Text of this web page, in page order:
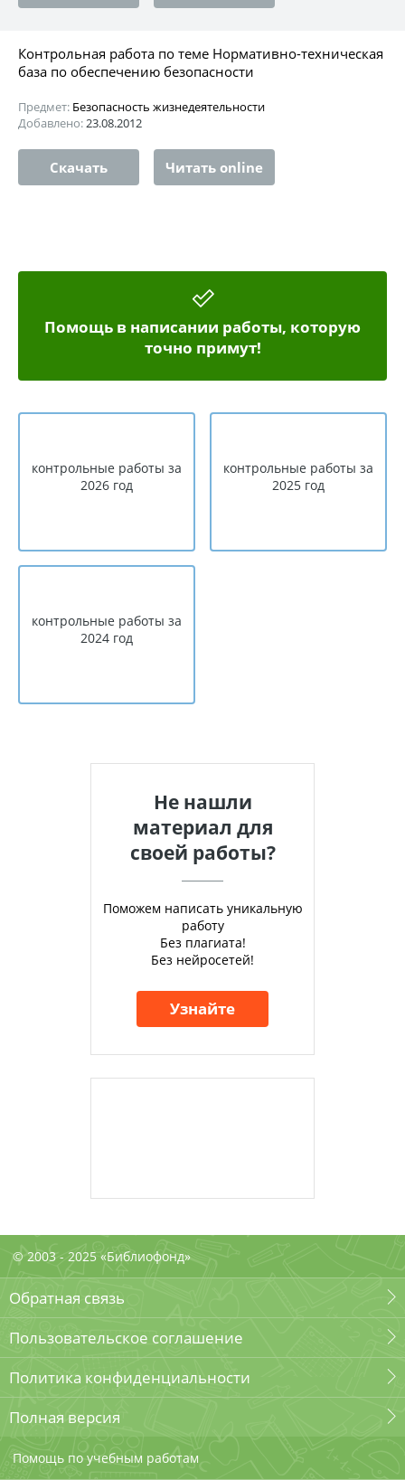
Контрольная работа по теме Нормативно-техническая
база по обеспечению безопасности
Предмет: Безопасность жизнедеятельности
Добавлено:23.08.2012
Скачать Читать online
Помощь в написании работы, которую
точно примут!
контрольные работы за
2026 год
контрольные работы за
2025 год
контрольные работы за
2024 год
Не нашли
материал для
своей работы?
Поможем написать уникальную
работу
Без плагиата!
Без нейросетей!
Узнайте
© 2003 - 2025 «Библиофонд»
Обратная связь
Пользовательское соглашение
Политика конфиденциальности
Полная версия
Помощь по учебным работам